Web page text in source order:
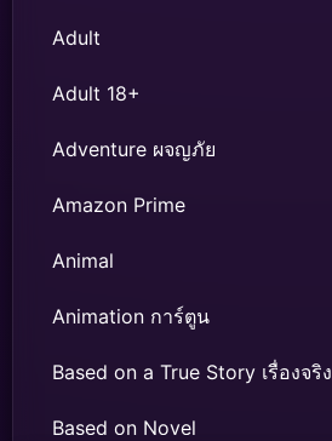
Adult
Adult 18+
Adventure ผจญภัย
Amazon Prime
Animal
Animation การ์ตูน
Based on a True Story เรื่องจริง
Based on Novel